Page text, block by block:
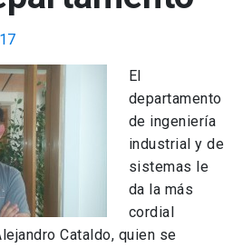
El
departamento
de ingeniería
industrial y de
sistemas le
da la más
cordial
Cataldo, quien se